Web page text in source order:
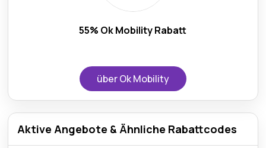
55% Ok Mobility Rabatt
über Ok Mobility
Aktive Angebote & Ähnliche Rabattcodes